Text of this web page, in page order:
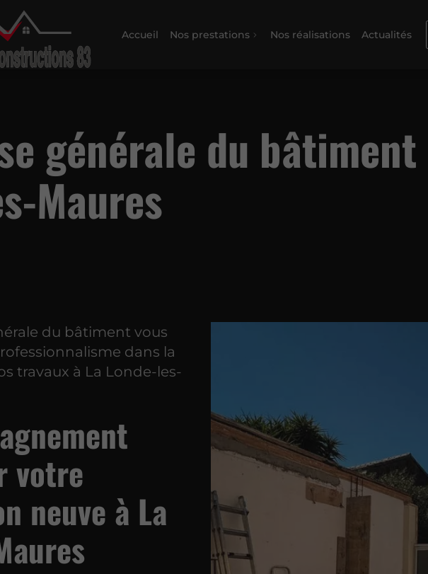
Accueil Nos prestations Nos réalisations Actualités
générale du bâtiment
Maures
du bâtiment vous
dans la
travaux à La Londe-les-
votre
neuve à La